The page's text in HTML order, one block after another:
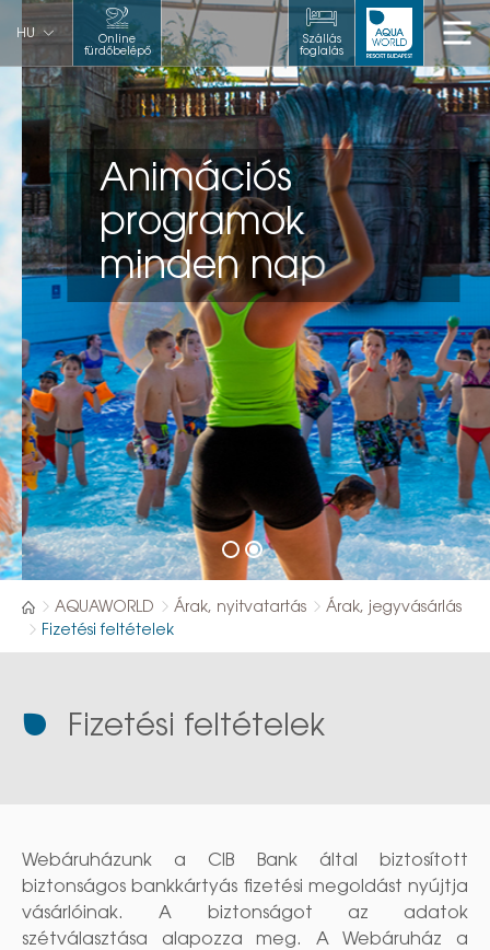
Online
fürdőbelépő
HU
Szállás
foglalás
Animációs
programok
minden nap
AQUAWORLD Árak, nyitvatartás
Árak, jegyvásárlás
Fizetési feltételek
Fizetési feltételek
Webáruházunk a CIB Bank által biztosított
biztonságos bankkártyás fizetési megoldást nyújtja
vásárlóinak. A biztonságot az adatok
szétválasztása alapozza meg. A Webáruház a